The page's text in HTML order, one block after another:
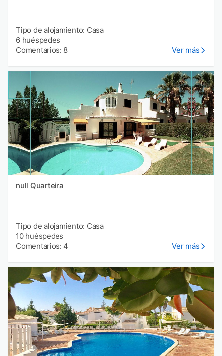
Tipo de alojamiento: Casa
6 huéspedes
Comentarios: 8
Ver más
null Quarteira
Tipo de alojamiento: Casa
10 huéspedes
Comentarios: 4
Ver más